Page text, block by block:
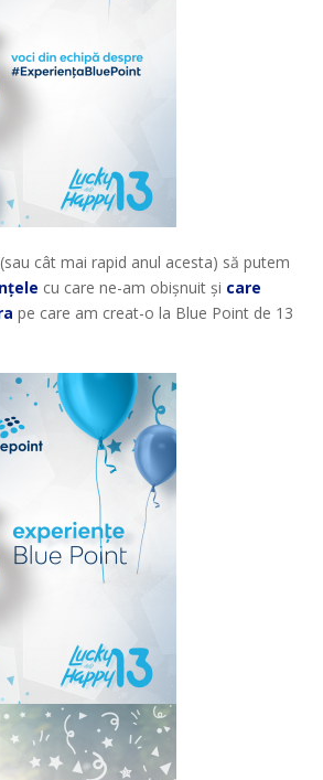
cât mai rapid anul acesta) să putem
cu care ne-am obișnuit și care
pe care am creat-o la Blue Point de 13